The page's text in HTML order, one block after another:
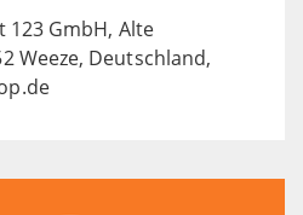
123 GmbH, Alte
Weeze, Deutschland,